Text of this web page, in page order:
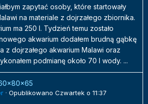
zapytać osoby, które startowały
na materiale z dojrzałego zbiornika.
ma 250 l. Tydzień temu zostało
akwarium dodałem brudną gąbkę
z dojrzałego akwarium Malawi oraz
podmianę około 70 l wody. ...
· Opublikowano Czwartek o 11:37